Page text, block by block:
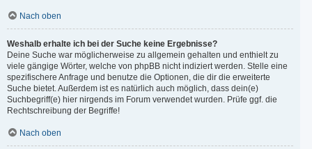
Nach oben
Weshalb erhalte ich bei der Suche keine Ergebnisse?
Deine Suche war möglicherweise zu allgemein gehalten und enthielt zu
viele gängige Wörter, welche von phpBB nicht indiziert werden. Stelle eine
spezifischere Anfrage und benutze die Optionen, die dir die erweiterte
Suche bietet. Außerdem ist es natürlich auch möglich, dass dein(e)
Suchbegriff(e) hier nirgends im Forum verwendet wurden. Prüfe ggf. die
Rechtschreibung der Begriffe!
Nach oben